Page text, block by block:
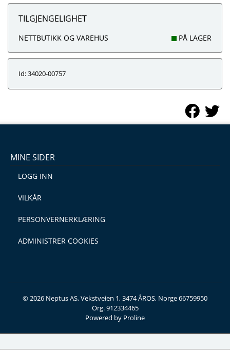
TILGJENGELIGHET
NETTBUTIKK OG VAREHUS PÅ LAGER
Id: 34020-00757
MINE SIDER
LOGG INN
VILKÅR
PERSONVERNERKLÆRING
ADMINISTRER COOKIES
© 2026 Neptus AS, Vekstveien 1, 3474 ÅROS, Norge 66759950
Org. 912334465
Powered by Proline